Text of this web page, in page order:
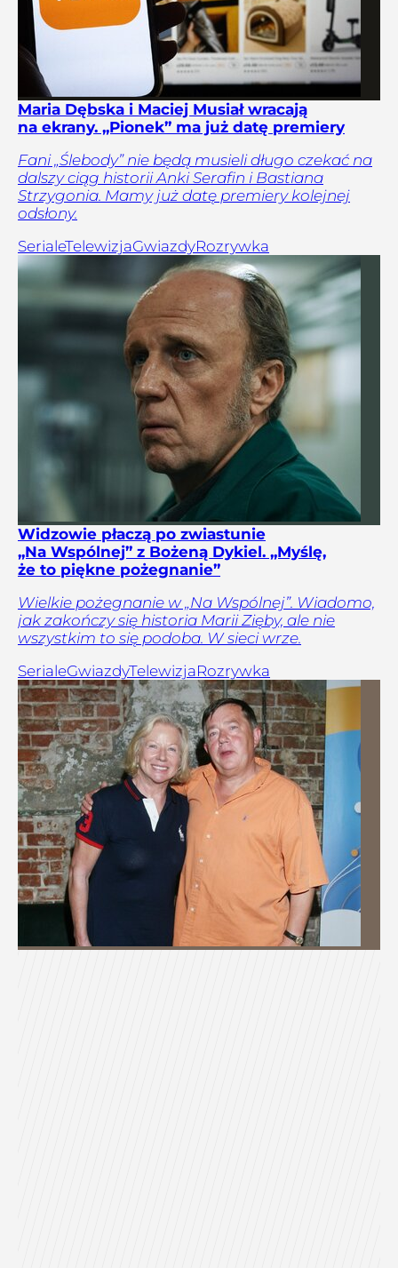
Maria Dębska i Maciej Musiał wracają
na ekrany. „Pionek” ma już datę premiery
Fani „Ślebody” nie będą musieli długo czekać na
dalszy ciąg historii Anki Serafin i Bastiana
Strzygonia. Mamy już datę premiery kolejnej
odsłony.
SerialeTelewizjaGwiazdyRozrywka
Widzowie płaczą po zwiastunie
„Na Wspólnej” z Bożeną Dykiel. „Myślę,
że to piękne pożegnanie”
Wielkie pożegnanie w „Na Wspólnej”. Wiadomo,
jak zakończy się historia Marii Zięby, ale nie
wszystkim to się podoba. W sieci wrze.
SerialeGwiazdyTelewizjaRozrywka